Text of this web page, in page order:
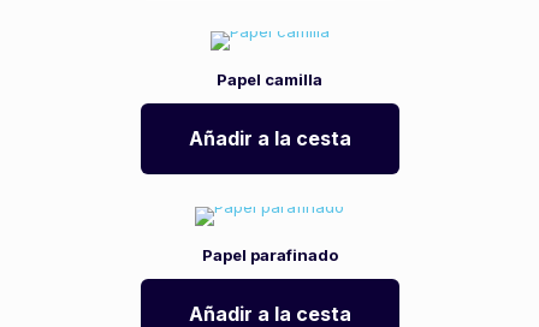
Papel camilla
Añadir a la cesta
Papel parafinado
Añadir a la cesta